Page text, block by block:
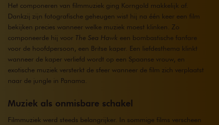
Het componeren van filmmuziek ging Korngold makkelijk af.
Dankzij zijn fotografische geheugen wist hij na één keer een film
bekijken precies wanneer welke muziek moest klinken. Zo
componeerde hij voor The Sea Hawk een bombastische fanfare
voor de hoofdpersoon, een Britse kaper. Een liefdesthema klinkt
wanneer de kaper verliefd wordt op een Spaanse vrouw, en
exotische muziek versterkt de sfeer wanneer de film zich verplaatst
naar de jungle in Panama.
Muziek als onmisbare schakel
Filmmuziek werd steeds belangrijker. In sommige films verscheen